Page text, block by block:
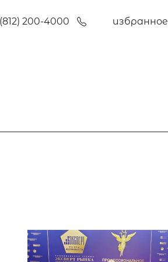
200-4000 избранное